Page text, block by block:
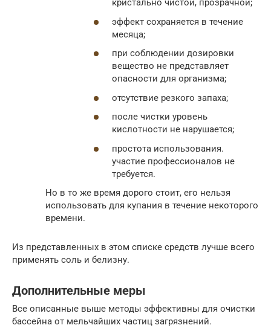
кристально чистой, прозрачной;
эффект сохраняется в течение
месяца;
при соблюдении дозировки
вещество не представляет
опасности для организма;
отсутствие резкого запаха;
после чистки уровень
кислотности не нарушается;
простота использования.
участие профессионалов не
требуется.
Но в то же время дорого стоит, его нельзя
использовать для купания в течение некоторого
времени.
Из представленных в этом списке средств лучше всего
применять соль и белизну.
Дополнительные меры
Все описанные выше методы эффективны для очистки
бассейна от мельчайших частиц загрязнений.